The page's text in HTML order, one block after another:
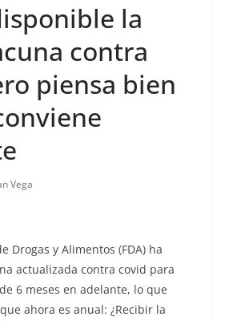
la
contra
piensa bien
Vega
Drogas y Alimentos (FDA) ha
actualizada contra covid para
6 meses en adelante, lo que
ahora es anual: ¿Recibir la